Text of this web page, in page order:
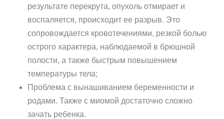
результате перекрута, опухоль отмирает и
воспаляется, происходит ее разрыв. Это
сопровождается кровотечениями, резкой болью
острого характера, наблюдаемой в брюшной
полости, а также быстрым повышением
температуры тела;
Проблема с вынашиванием беременности и
родами. Также с миомой достаточно сложно
зачать ребенка.